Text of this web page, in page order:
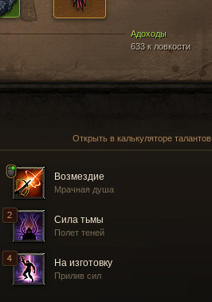
Адоходы
633 к ловкости
Открыть в калькуляторе талантов
Возмездие
Мрачная душа
Сила тьмы
Полет теней
На изготовку
Прилив сил